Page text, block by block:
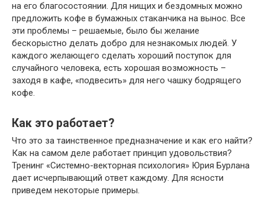
на его благосостоянии. Для нищих и бездомных можно
предложить кофе в бумажных стаканчика на вынос. Все
эти проблемы – решаемые, было бы желание
бескорыстно делать добро для незнакомых людей. У
каждого желающего сделать хороший поступок для
случайного человека, есть хорошая возможность –
заходя в кафе, «подвесить» для него чашку бодрящего
кофе.
Как это работает?
Что это за таинственное предназначение и как его найти?
Как на самом деле работает принцип удовольствия?
Тренинг «Системно-векторная психология» Юрия Бурлана
дает исчерпывающий ответ каждому. Для ясности
приведем некоторые примеры.